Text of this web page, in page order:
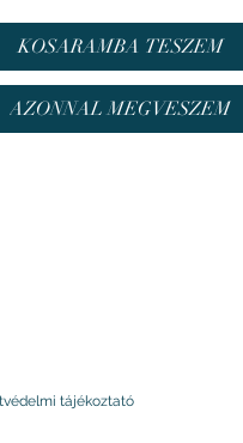
KOSARAMBA TESZEM
AZONNAL MEGVESZEM
tájékoztató